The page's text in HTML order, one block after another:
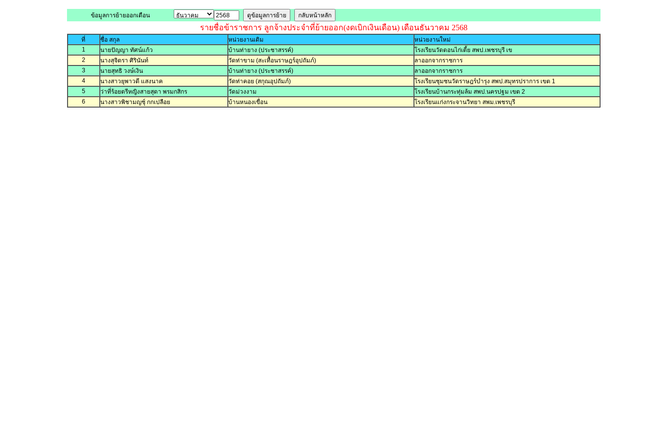
ข้อมูลการย้ายออกเดือน
รายชื่อข้าราชการ ลูกจ้างประจำที่ย้ายออก(งดเบิกเงินเดือน) เดือนธันวาคม 2568
ที่ ชื่อ สกุล หน่วยงานเดิม
หน่วยงานใหม่
1
นายปัญญา ทัศน์แก้ว บ้านท่ายาง (ประชาสรรค์)
โรงเรียนวัดดอนไก่เตี้ย สพป.เพชรบุรี เข
2
นางสุจิตรา ศิรินันท์ วัดท่าขาม (สะเทื้อนราษฎร์อุปถัมภ์)
ลาออกจากราชการ
3
นายสุทธิ วงษ์เงิน บ้านท่ายาง (ประชาสรรค์)
ลาออกจากราชการ
4
นางสาวยุพาวดี แสงนาค วัดท่าคอย (สกุณอุปถัมภ์)
โรงเรียนชุมชนวัดราษฎร์บำรุง สพป.สมุทรปราการ เขต 1
5
ว่าที่ร้อยตรีหญิงสายสุดา พรมกสิกร วัดม่วงงาม
โรงเรียนบ้านกระทุ่มล้ม สพป.นครปฐม เขต 2
6
นางสาวพิชามญชุ์ กกเปลือย บ้านหนองเขื่อน โรงเรียนแก่งกระจานวิทยา สพม.เพชรบุรี